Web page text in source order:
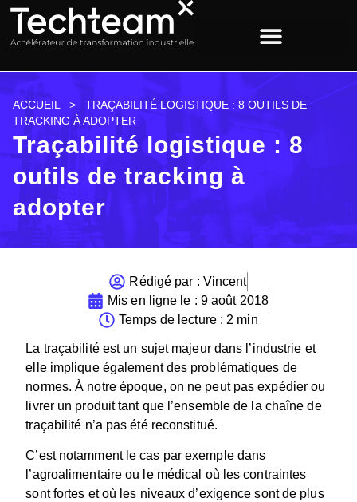
ACCUEIL> TRAÇABILITÉ LOGISTIQUE : 8 OUTILS DE
TRACKING À ADOPTER
Traçabilité logistique : 8
outils de tracking à
adopter
Rédigé par : Vincent
Mis en ligne le : 9 août 2018
Temps de lecture : 2 min
La traçabilité est un sujet majeur dans l’industrie et
elle implique également des problématiques de
normes. À notre époque, on ne peut pas expédier ou
livrer un produit tant que l’ensemble de la chaîne de
traçabilité n’a pas été reconstitué.
C’est notamment le cas par exemple dans
l’agroalimentaire ou le médical où les contraintes
sont fortes et où les niveaux d’exigence sont de plus